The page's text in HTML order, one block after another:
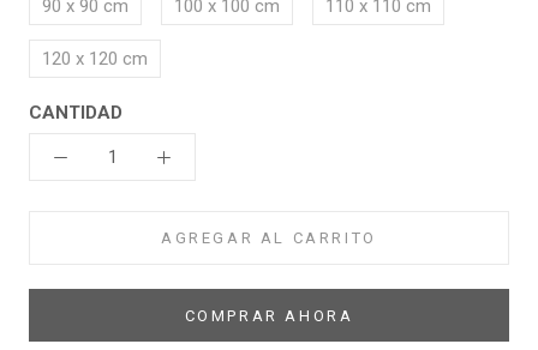
90 x 90 cm 100 x 100 cm 110 x 110 cm
120 x 120 cm
CANTIDAD
AGREGAR AL CARRITO
COMPRAR AHORA